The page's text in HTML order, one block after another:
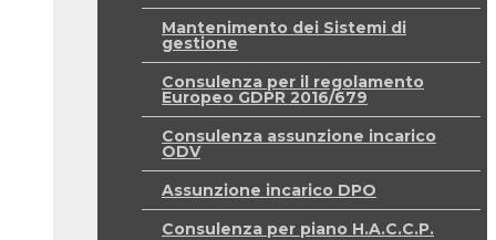
Mantenimento dei Sistemi di
gestione
Consulenza per il regolamento
Europeo GDPR 2016/679
Consulenza assunzione incarico
ODV
Assunzione incarico DPO
Consulenza per piano H.A.C.C.P.